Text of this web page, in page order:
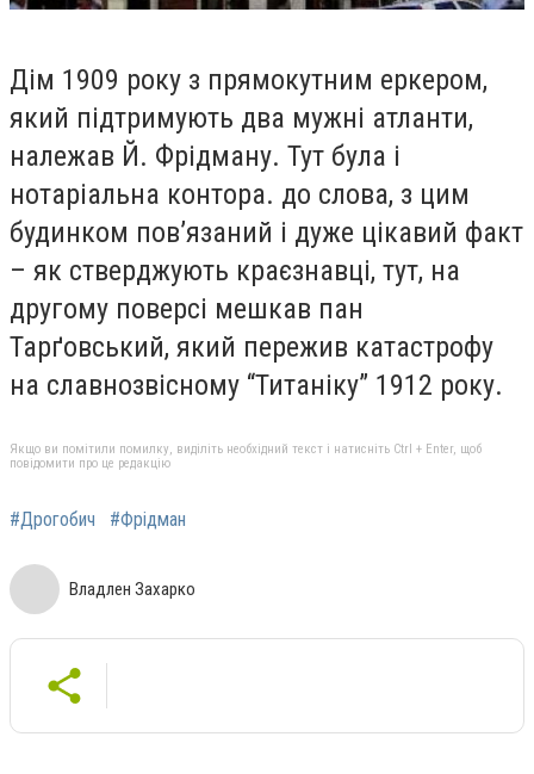
Дім 1909 року з прямокутним еркером,
який підтримують два мужні атланти,
належав Й. Фрідману. Тут була і
нотаріальна контора. до слова, з цим
будинком пов’язаний і дуже цікавий факт
– як стверджують краєзнавці, тут, на
другому поверсі мешкав пан
Тарґовський, який пережив катастрофу
на славнозвісному “Титаніку” 1912 року.
Якщо ви помітили помилку, виділіть необхідний текст і натисніть Ctrl + Enter, щоб
повідомити про це редакцію
#Дрогобич #Фрідман
Владлен Захарко